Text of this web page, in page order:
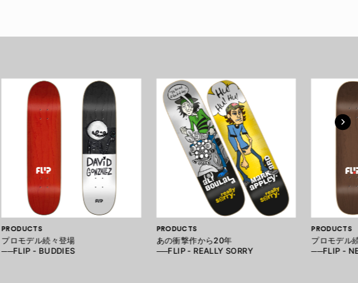
PRODUCTS
プロモデル続々登場
──FLIP - BUDDIES
PRODUCTS
あの衝撃作から20年
──FLIP - REALLY SORRY
PRODUCTS
プロモデル
──FLIP -